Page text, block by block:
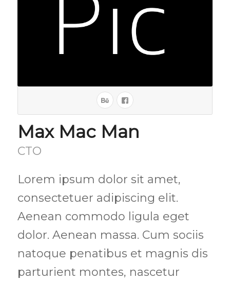
Max Mac Man
CTO
Lorem ipsum dolor sit amet,
consectetuer adipiscing elit.
Aenean commodo ligula eget
dolor. Aenean massa. Cum sociis
natoque penatibus et magnis dis
parturient montes, nascetur